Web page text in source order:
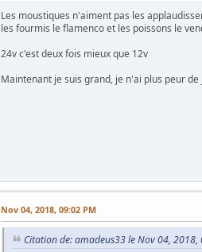
Les moustiques n'aiment pas les
les fourmis le flamenco et les poissons le
24v c'est deux fois mieux que 12v
Maintenant je suis grand, je n'ai plus peur
Nov 04, 2018, 09:02 PM
Citation de: amadeus33 le Nov 04, 2018,